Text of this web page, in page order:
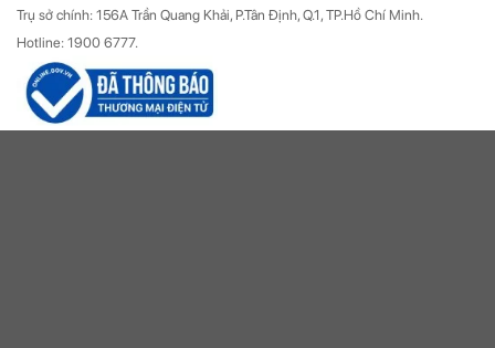
Trụ sở chính: 156A Trần Quang Khải, P.Tân Định, Q.1, TP.Hồ Chí Minh.
Hotline: 1900 6777.